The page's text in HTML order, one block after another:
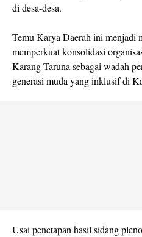
di desa-desa.
Temu Karya Daerah ini menjadi
memperkuat konsolidasi
Karang Taruna sebagai wadah
generasi muda yang inklusif di
Usai penetapan hasil sidang